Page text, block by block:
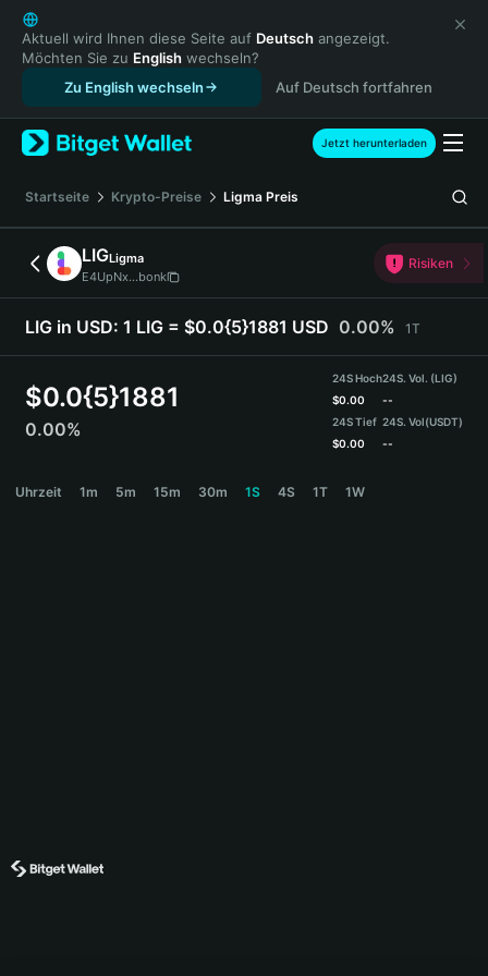
English
日本語
Tiếng Việt
Русский
Español (Latinoamérica)
Türkçe
Français
Deutsch
简体中文
繁體中文
Português (Portugal)
Bahasa Indonesia
ภาษาไทย
Español
Español (Argentina)
Aktuell wird Ihnen diese Seite auf Deutsch angezeigt.
Möchten Sie zu English wechseln?
Zu English wechseln
Auf Deutsch fortfahren
Jetzt herunterladen
Startseite Krypto-Preise Ligma Preis
LIGLigma
E4UpNx...bonk
Risiken
LIG in USD: 1 LIG = $0.0{5}1881 USD 0.00% 1T
$0.0{5}1881
0.00%
24S Hoch
$0.00
24S Tief
$0.00
24S. Vol. (LIG)
--
24S. Vol(USDT)
--
Uhrzeit 1m 5m 15m 30m 1S 4S 1T 1W